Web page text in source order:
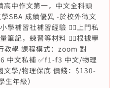
高中作文第一，中文全科頭
SBA 成績優異 -於校外徵文
學補習社補習經驗 👍🏻上門私
筆記，練習等材料 👍🏻根據學
教學 課程模式：zoom 對
中文私補 ✅f1-f3 中文/物理
學/物理保底 價錢：$130-
年級）